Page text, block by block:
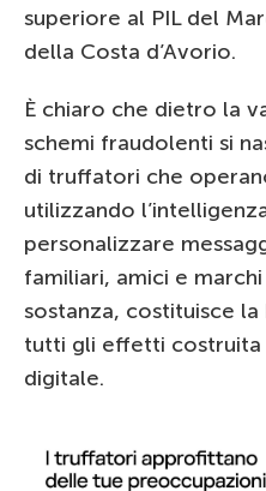
superiore al PIL del
della Costa d’Avorio.
È chiaro che dietro la
schemi fraudolenti si
di truffatori che
utilizzando
personalizzare
familiari, amici e
sostanza, costituisce la
tutti gli effetti costruita
digitale.